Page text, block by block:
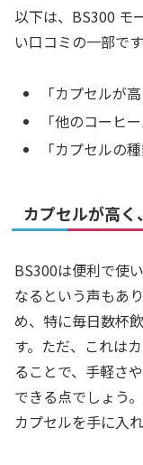
以下は、BS300 モ
い口コミの一部です
「カプセルが
「他のコーヒ
「カプセルの
カプセルが高
BS300は便利で使
なるという声もあ
め、特に毎日数杯
す。ただ、これは
ることで、手軽さ
できる点でしょう
カプセルを手に入